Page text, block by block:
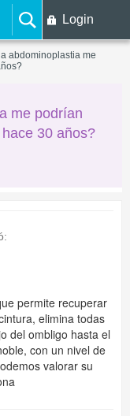
Login
abdominoplastia me
me podrían
30 años?
permite recuperar
elimina todas
del ombligo hasta el
con un nivel de
valorar su